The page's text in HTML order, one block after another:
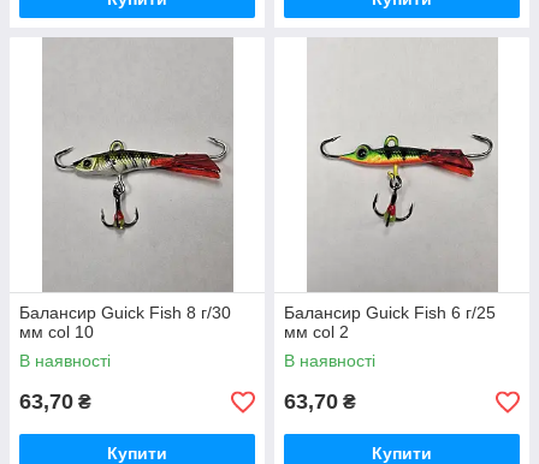
Балансир Guick Fish 8 г/30
мм col 10
В наявності
63,70 ₴
Купити
Балансир Guick Fish 6 г/25
мм col 2
В наявності
63,70 ₴
Купити